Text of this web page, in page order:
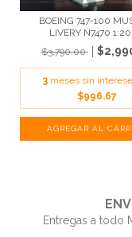
BOEING 747-100
LIVERY N7470
$3,790.00
3 meses sin
$996.67
Entregas a todo